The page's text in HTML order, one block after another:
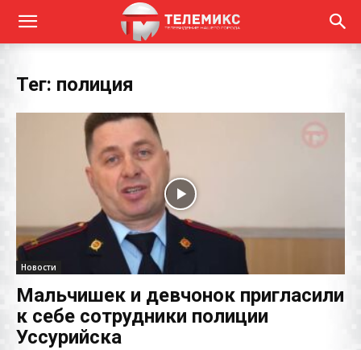
Тег: полиция
Новости
Мальчишек и девчонок пригласили
к себе сотрудники полиции
Уссурийска